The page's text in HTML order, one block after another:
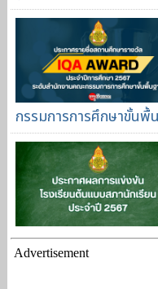
กรรมการการศึกษาขั้นพื้
Advertisement